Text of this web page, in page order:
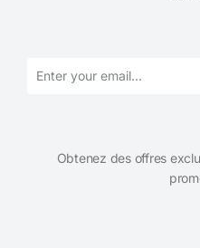
Obtenez des offres